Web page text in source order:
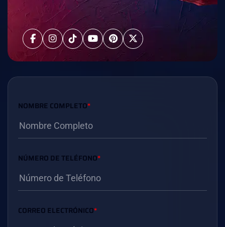
NOMBRE COMPLETO*
NÚMERO DE TELÉFONO*
CORREO ELECTRÓNICO*